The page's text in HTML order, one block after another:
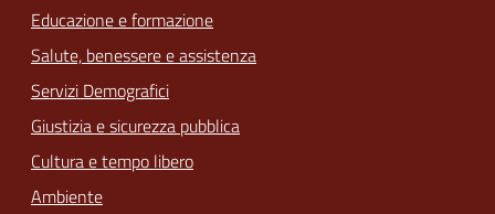
Educazione e formazione
Salute, benessere e assistenza
Servizi Demografici
Giustizia e sicurezza pubblica
Cultura e tempo libero
Ambiente